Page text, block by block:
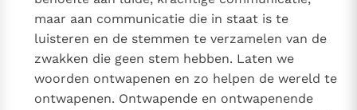
maar aan communicatie die in staat is te
luisteren en de stemmen te verzamelen van de
zwakken die geen stem hebben. Laten we
woorden ontwapenen en zo helpen de wereld te
ontwapenen. Ontwapende en ontwapenende